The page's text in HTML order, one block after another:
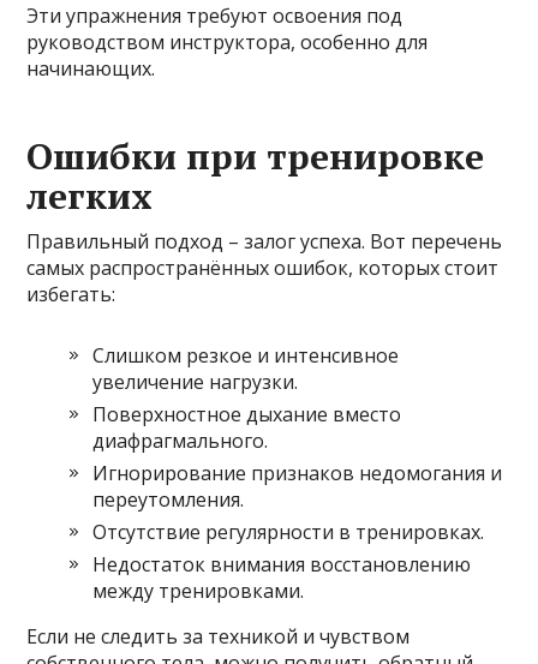
Эти упражнения требуют освоения под
руководством инструктора, особенно для
начинающих.
Ошибки при тренировке
легких
Правильный подход – залог успеха. Вот перечень
самых распространённых ошибок, которых стоит
избегать:
Слишком резкое и интенсивное
увеличение нагрузки.
Поверхностное дыхание вместо
диафрагмального.
Игнорирование признаков недомогания и
переутомления.
Отсутствие регулярности в тренировках.
Недостаток внимания восстановлению
между тренировками.
Если не следить за техникой и чувством